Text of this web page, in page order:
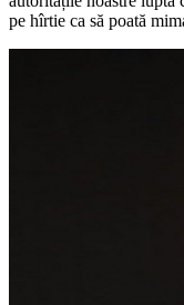
pe hîrtie ca să poată